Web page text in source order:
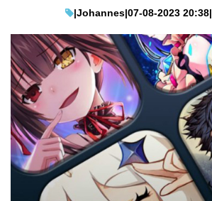
|Johannes|07-08-2023 20:38|